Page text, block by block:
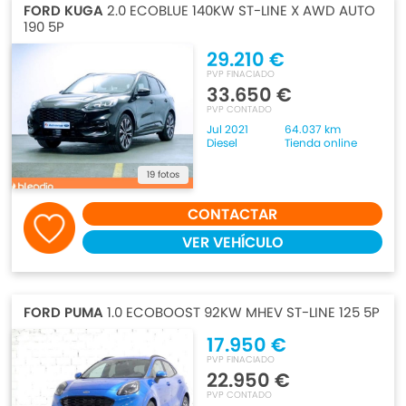
FORD KUGA2.0 ECOBLUE 140KW ST-LINE X AWD AUTO
190 5P
19 fotos
29.210 €
PVP FINACIADO
33.650 €
PVP CONTADO
Jul 2021
64.037 km
Diesel
Tienda online
CONTACTAR
VER VEHÍCULO
FORD PUMA1.0 ECOBOOST 92KW MHEV ST-LINE 125 5P
17.950 €
PVP FINACIADO
22.950 €
PVP CONTADO